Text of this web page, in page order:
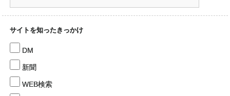
サイトを知ったきっかけ
DM
新聞
WEB検索